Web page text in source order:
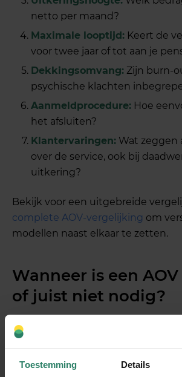
Toestemming Details
netto per maand?
Maximale looptijd: Keert de
voor twee jaar of tot aan je
Dekkingsomvang: Zijn burn-
psychische klachten
Aanmeldprocedure: Hoe
het afsluiten?
Klantervaringen: Wat zeggen
over de service, ook bij
uitkering?
Bekijk voor een uitgebreide
complete AOV-vergelijking om
modellen naast elkaar te zetten.
Wanneer is een
of juist niet nodig?
Een AOV is voor zzp’ers in
verplicht, maar de financiële risico’s
Of een AOV nodig is, hangt af van